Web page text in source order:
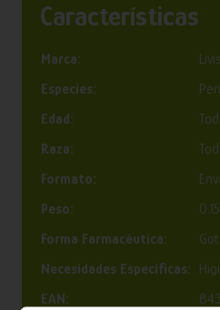
Características
Marca:
Especies:
Edad:
Raza:
Formato:
Peso:
Forma Farmacéutica:
Necesidades Específicas:
EAN: